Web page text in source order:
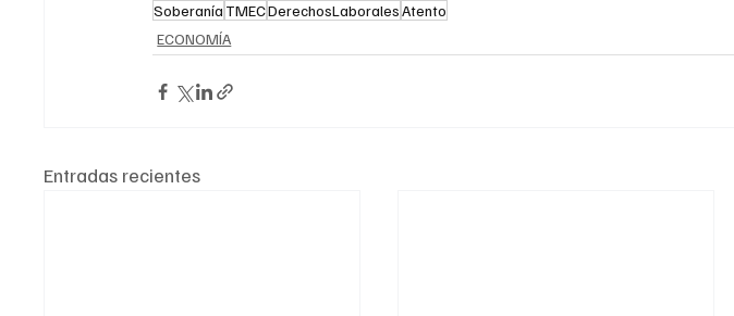
Soberanía TMECDerechosLaboralesAtento
ECONOMÍA
Entradas recientes